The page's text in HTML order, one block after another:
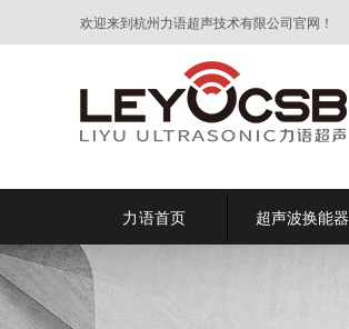
欢迎来到杭州力语超声技术有限公司官网！
力语首页 超声波换能器